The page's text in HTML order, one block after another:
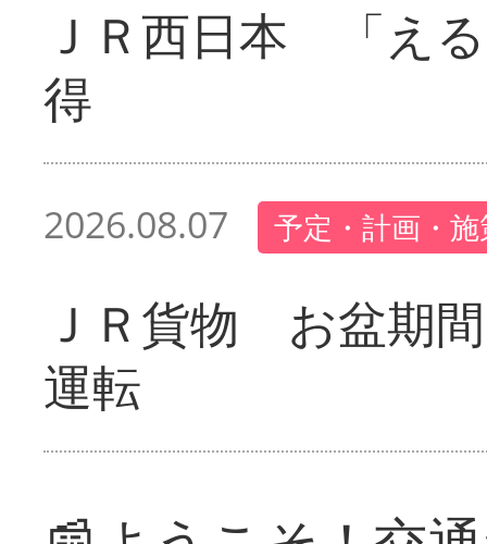
ＪＲ西日本 「え
得
2026.08.07 予定・計画・
ＪＲ貨物 お盆期
運転